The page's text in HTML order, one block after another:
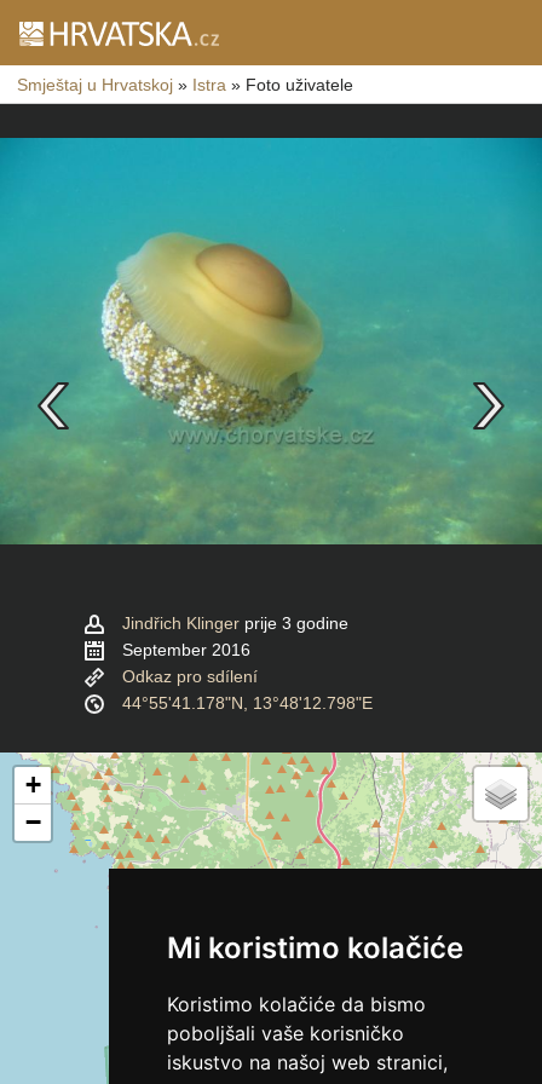
Mi koristimo kolačiće
Koristimo kolačiće da bismo
poboljšali vaše korisničko
iskustvo na našoj web stranici,
Smještaj u Hrvatskoj » Istra » Foto uživatele
Jindřich Klinger prije 3 godine
September 2016
Odkaz pro sdílení
44°55'41.178"N, 13°48'12.798"E
+
−